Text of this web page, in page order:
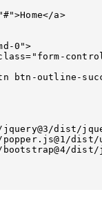
dist/
dist/